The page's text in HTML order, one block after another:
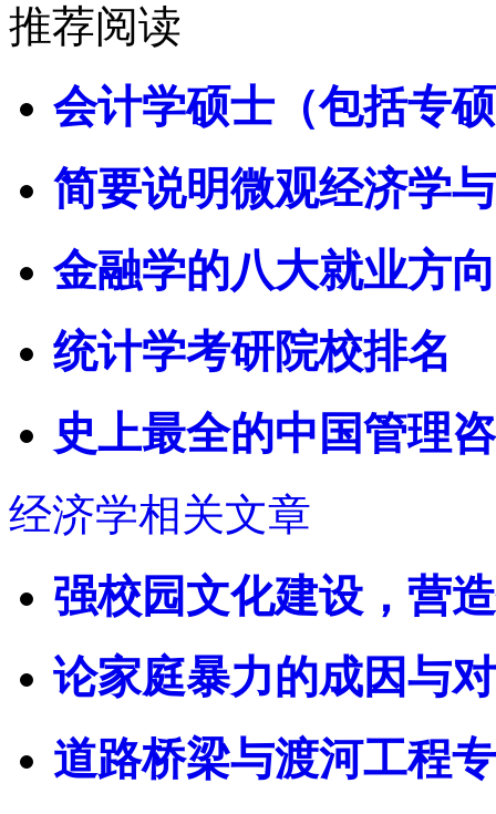
推荐阅读
会计学硕士（包括专
简要说明微观经济学
金融学的八大就业方
统计学考研院校排名
史上最全的中国管理
经济学相关文章
强校园文化建设，营
论家庭暴力的成因与
道路桥梁与渡河工程